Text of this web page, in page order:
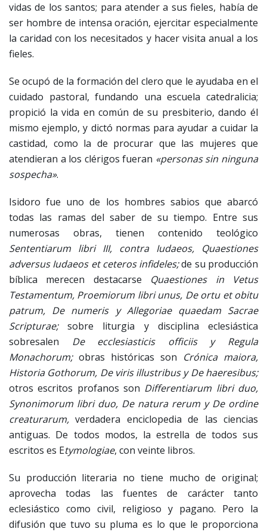
vidas de los santos; para atender a sus fieles, había de
ser hombre de intensa oración, ejercitar especialmente
la caridad con los necesitados y hacer visita anual a los
fieles.
Se ocupó de la formación del clero que le ayudaba en el
cuidado pastoral, fundando una escuela catedralicia;
propició la vida en común de su presbiterio, dando él
mismo ejemplo, y dictó normas para ayudar a cuidar la
castidad, como la de procurar que las mujeres que
atendieran a los clérigos fueran «personas sin ninguna
sospecha».
Isidoro fue uno de los hombres sabios que abarcó
todas las ramas del saber de su tiempo. Entre sus
numerosas obras, tienen contenido teológico
Sententiarum libri III, contra Iudaeos, Quaestiones
adversus Iudaeos et ceteros infideles;de su producción
bíblica merecen destacarse Quaestiones in Vetus
Testamentum, Proemiorum libri unus, De ortu et obitu
patrum, De numeris y Allegoriae quaedam Sacrae
Scripturae;sobre liturgia y disciplina eclesiástica
sobresalen De ecclesiasticis officiis y Regula
Monachorum;obras históricas son Crónica maiora,
Historia Gothorum, De viris illustribus y De haeresibus;
otros escritos profanos son Differentiarum libri duo,
Synonimorum libri duo, De natura rerum y De ordine
creaturarum,verdadera enciclopedia de las ciencias
antiguas. De todos modos, la estrella de todos sus
escritos es Etymologiae, con veinte libros.
Su producción literaria no tiene mucho de original;
aprovecha todas las fuentes de carácter tanto
eclesiástico como civil, religioso y pagano. Pero la
difusión que tuvo su pluma es lo que le proporciona